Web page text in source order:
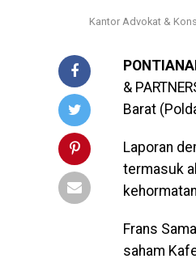
Kantor Advokat &
&
Barat
Laporan
termasuk
Frans
saham